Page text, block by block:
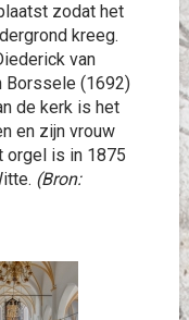
zodat het
kreeg.
van
Borssele (1692)
de kerk is het
en zijn vrouw
orgel is in 1875
(Bron: